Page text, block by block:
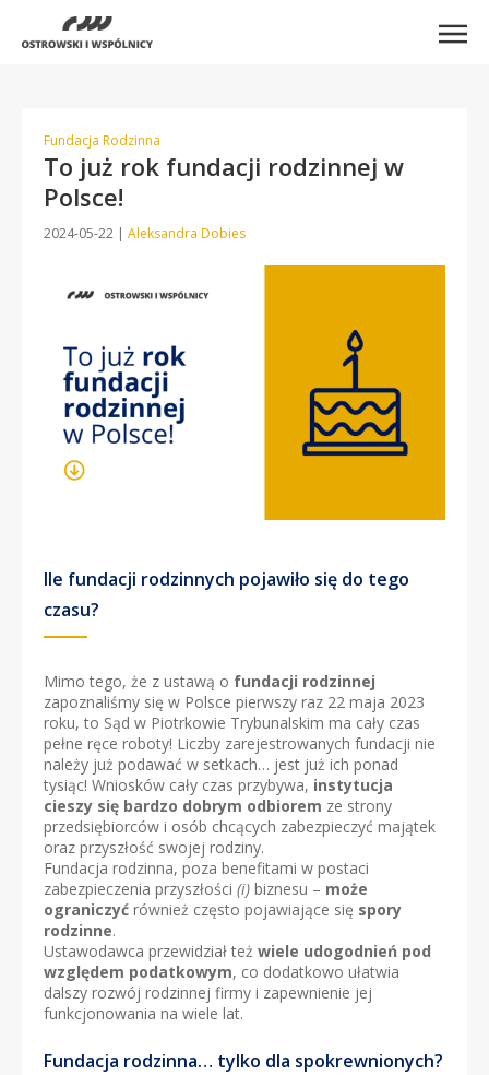
Fundacja Rodzinna
To już rok fundacji rodzinnej w
Polsce!
2024-05-22 | Aleksandra Dobies
Ile fundacji rodzinnych pojawiło się do tego
czasu?
Mimo tego, że z ustawą o fundacji rodzinnej
zapoznaliśmy się w Polsce pierwszy raz 22 maja 2023
roku, to Sąd w Piotrkowie Trybunalskim ma cały czas
pełne ręce roboty! Liczby zarejestrowanych fundacji nie
należy już podawać w setkach… jest już ich ponad
tysiąc! Wniosków cały czas przybywa, instytucja
cieszy się bardzo dobrym odbiorem ze strony
przedsiębiorców i osób chcących zabezpieczyć majątek
oraz przyszłość swojej rodziny.
Fundacja rodzinna, poza benefitami w postaci
zabezpieczenia przyszłości (i) biznesu – może
ograniczyć również często pojawiające się spory
rodzinne.
Ustawodawca przewidział też wiele udogodnień pod
względem podatkowym, co dodatkowo ułatwia
dalszy rozwój rodzinnej firmy i zapewnienie jej
funkcjonowania na wiele lat.
Fundacja rodzinna… tylko dla spokrewnionych?